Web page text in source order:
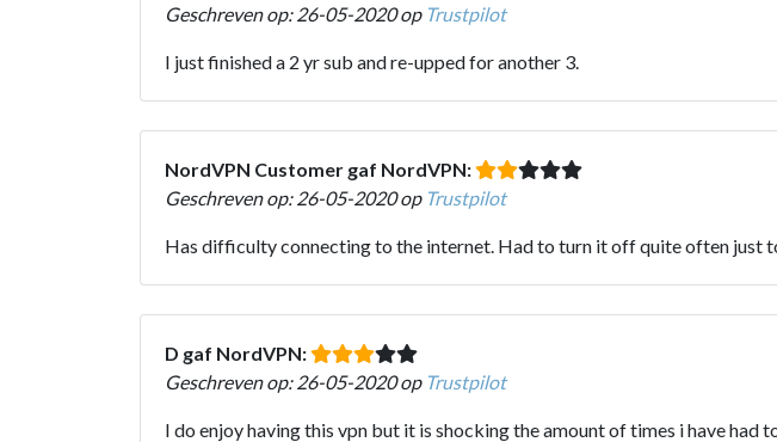
Geschreven op: 26-05-2020 op Trustpilot
I just finished a 2 yr sub and re-upped for another 3.
NordVPN Customer gaf NordVPN:
Geschreven op: 26-05-2020 op Trustpilot
Has difficulty connecting to the internet. Had to turn it off quite often just
D gaf NordVPN:
Geschreven op: 26-05-2020 op Trustpilot
I do enjoy having this vpn but it is shocking the amount of times i have